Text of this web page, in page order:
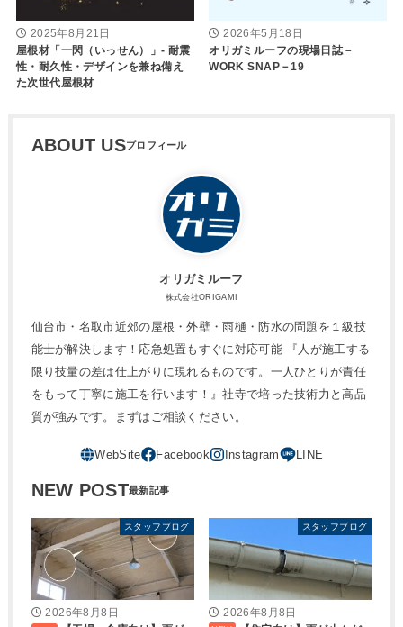
2025年8月21日
屋根材「一閃（いっせん）」- 耐震
性・耐久性・デザインを兼ね備え
た次世代屋根材
2026年5月18日
オリガミルーフの現場日誌－
WORK SNAP－19
ABOUT US
オリガミルーフ
株式会社ORIGAMI
仙台市・名取市近郊の屋根・外壁・雨樋・防水の問題を１級技
能士が解決します！応急処置もすぐに対応可能 『人が施工する
限り技量の差は仕上がりに現れるものです。一人ひとりが責任
をもって丁寧に施工を行います！』社寺で培った技術力と高品
質が強みです。まずはご相談ください。
NEW POST
スタッフブログ
2026年8月8日
スタッフブログ
2026年8月8日